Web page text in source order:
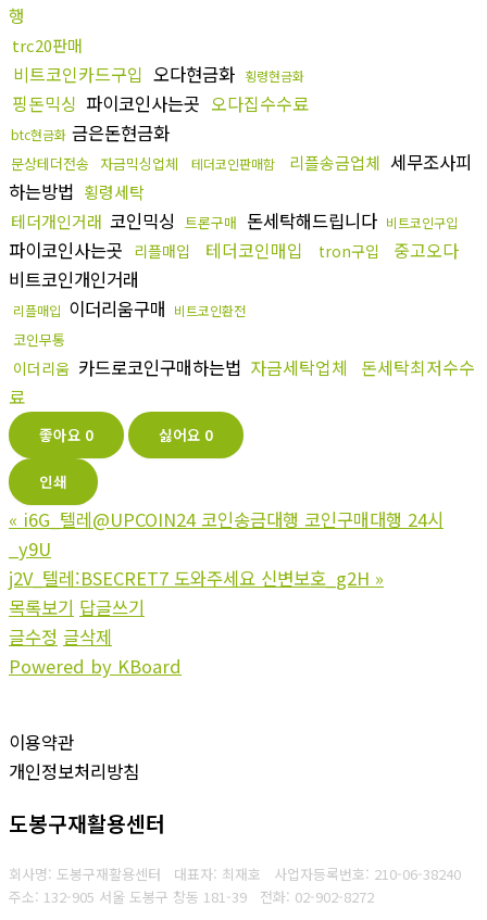
행
trc20판매
비트코인카드구입 오다현금화 횡령현금화
핑돈믹싱 파이코인사는곳 오다집수수료
btc현금화 금은돈현금화
문상테더전송 자금믹싱업체 테더코인판매함 리플송금업체 세무조사피
하는방법 횡령세탁
테더개인거래 코인믹싱 트론구매 돈세탁해드립니다 비트코인구입
파이코인사는곳 리플매입 테더코인매입 tron구입
중고오다
비트코인개인거래
리플매입 이더리움구매 비트코인환전
코인무통
이더리움 카드로코인구매하는법 자금세탁업체
돈세탁최저수수
료
좋아요 0 싫어요 0
인쇄
« i6G_텔레@UPCOIN24 코인송금대행 코인구매대행 24시
_y9U
j2V_텔레:BSECRET7 도와주세요 신변보호_g2H »
목록보기 답글쓰기
글수정 글삭제
Powered by KBoard
이용약관
개인정보처리방침
도봉구재활용센터
회사명: 도봉구재활용센터 대표자: 최재호 사업자등록번호: 210-06-38240
주소: 132-905 서울 도봉구 창동 181-39 전화: 02-902-8272